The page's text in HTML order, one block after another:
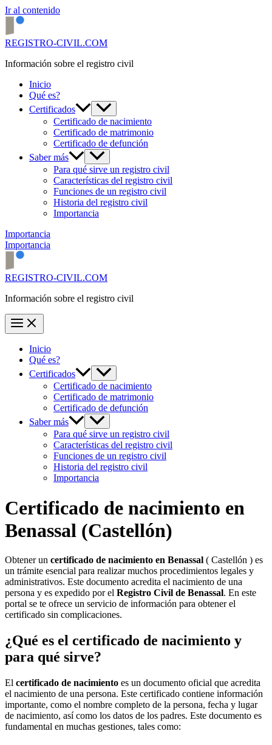
Ir al contenido
REGISTRO-CIVIL.COM
Información sobre el registro civil
Inicio
Qué es?
Certificados
Certificado de nacimiento
Certificado de matrimonio
Certificado de defunción
Saber más
Para qué sirve un registro civil
Características del registro civil
Funciones de un registro civil
Historia del registro civil
Importancia
Importancia
Importancia
REGISTRO-CIVIL.COM
Información sobre el registro civil
Inicio
Qué es?
Certificados
Certificado de nacimiento
Certificado de matrimonio
Certificado de defunción
Saber más
Para qué sirve un registro civil
Características del registro civil
Funciones de un registro civil
Historia del registro civil
Importancia
Certificado de nacimiento en
Benassal (Castellón)
Obtener un certificado de nacimiento en Benassal ( Castellón ) es
un trámite esencial para realizar muchos procedimientos legales y
administrativos. Este documento acredita el nacimiento de una
persona y es expedido por el Registro Civil de Benassal. En este
portal se te ofrece un servicio de información para obtener el
certificado sin complicaciones.
¿Qué es el certificado de nacimiento y
para qué sirve?
El certificado de nacimiento es un documento oficial que acredita
el nacimiento de una persona. Este certificado contiene información
importante, como el nombre completo de la persona, fecha y lugar
de nacimiento, así como los datos de los padres. Este documento es
fundamental en muchas gestiones, tales como: